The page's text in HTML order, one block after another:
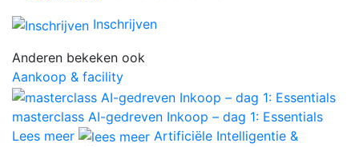
Inschrijven
Anderen bekeken ook
Aankoop & facility
masterclass AI-gedreven Inkoop – dag 1: Essentials
Lees meer
Artificiële Intelligentie &